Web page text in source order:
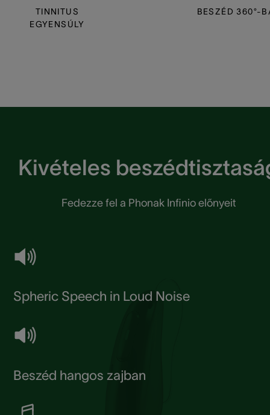
TINNITUS
EGYENSÚLY
BESZÉD 360°-
Kivételes
Fedezze fel a Phonak Infinio előnyeit
Spheric Speech in Loud Noise
Beszéd hangos zajban